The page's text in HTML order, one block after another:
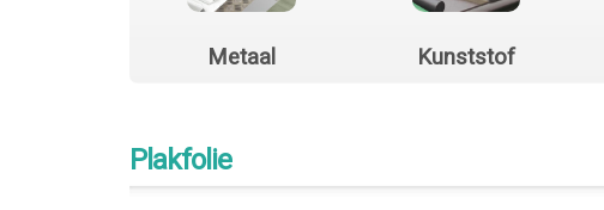
Metaal Kunststof
Plakfolie